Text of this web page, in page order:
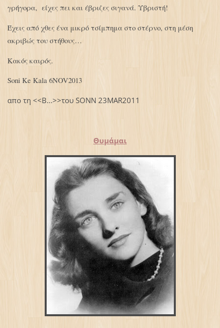
γρήγορα, είχες πει και έβριζες σιγανά. Υβριστή!
Έχεις από χθες ένα μικρό τσίμπημα στο στέρνο, στη μέση
ακριβώς του στήθους…
Κακός καιρός.
Soni Ke Kala 6NOV2013
απο τη <<Β...>>του SONN 23MAR2011
Θυμάμαι